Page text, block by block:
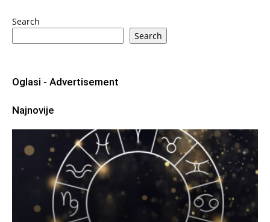
Search
Search
Oglasi - Advertisement
Najnovije